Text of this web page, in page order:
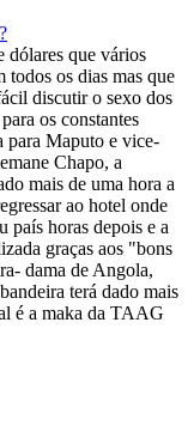
dólares que vários
todos os dias mas que
discutir o sexo dos
os constantes
para Maputo e vice-
Chapo, a
mais de uma hora a
ao hotel onde
país horas depois e a
graças aos "bons
dama de Angola,
terá dado mais
é a maka da TAAG